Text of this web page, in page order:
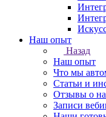
Наш опыт
Назад
Наш опыт
Что мы
Статьи и
Отзывы о
Записи